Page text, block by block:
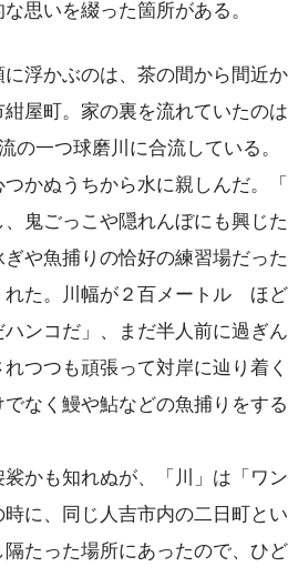
思いを綴った箇所がある。
浮かぶのは、茶の間から間近
屋町。家の裏を流れていたの
の一つ球磨川に合流している。
かぬうちから水に親しんだ。
鬼ごっこや隠れんぼにも興じ
や魚捕りの恰好の練習場だっ
れた。川幅が２百メートル ほ
ンコだ」、まだ半人前に過ぎ
つつも頑張って対岸に辿り着
なく鰻や鮎などの魚捕りをす
かも知れぬが、「川」は「ワ
時に、同じ人吉市内の二日町と
たった場所にあったので、ひ